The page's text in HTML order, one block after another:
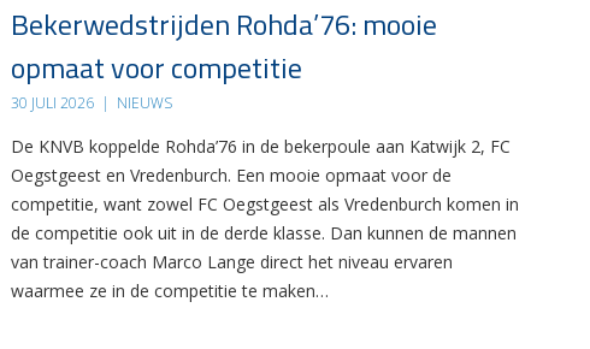
Bekerwedstrijden Rohda’76: mooie
opmaat voor competitie
30 JULI 2026 | NIEUWS
De KNVB koppelde Rohda’76 in de bekerpoule aan Katwijk 2, FC
Oegstgeest en Vredenburch. Een mooie opmaat voor de
competitie, want zowel FC Oegstgeest als Vredenburch komen in
de competitie ook uit in de derde klasse. Dan kunnen de mannen
van trainer-coach Marco Lange direct het niveau ervaren
waarmee ze in de competitie te maken…